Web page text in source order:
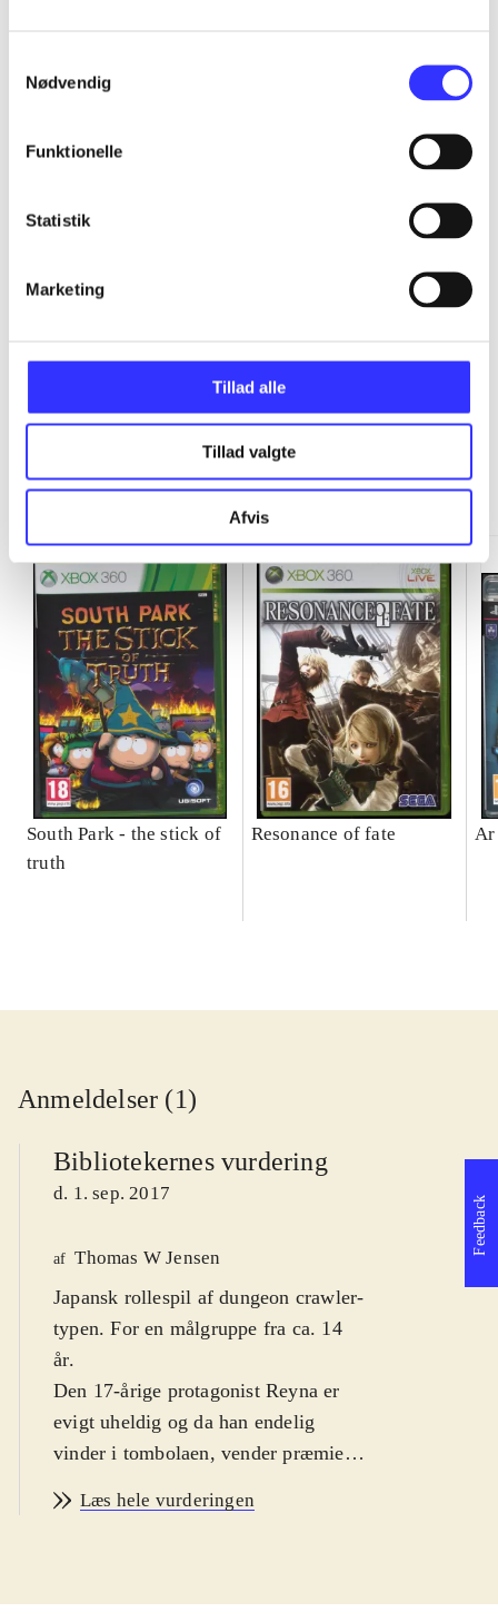
Nødvendig
Funktionelle
Statistik
Marketing
Tillad alle
Tillad valgte
Afvis
Minder om
South Park - the stick of
truth
Resonance of fate Ar
Anmeldelser (1)
Bibliotekernes vurdering
d. 1. sep. 2017
af Thomas W Jensen
Japansk rollespil af dungeon crawler-
typen. For en målgruppe fra ca. 14
år.
Den 17-årige protagonist Reyna er
evigt uheldig og da han endelig
vinder i tombolaen, vender præmien
Præmien er, at han bliver en gud i et
skæbnen for de mennesker der beder
Læs hele vurderingen
Feedback